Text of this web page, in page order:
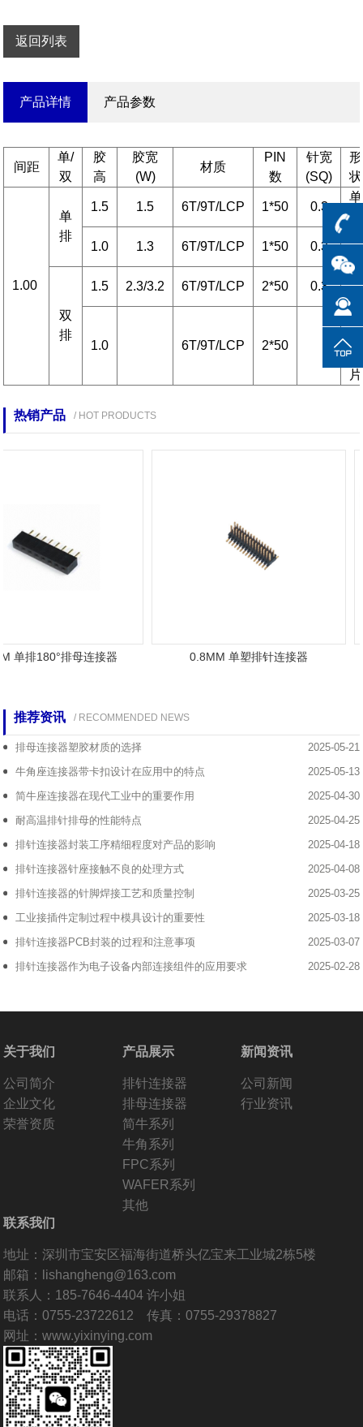
返回列表
产品详情 产品参数
间距
单/
双
胶
高
胶宽
(W)
材质
PIN
数
针宽
(SQ)
形
状
1.00
单
排
1.5 1.5 6T/9T/LCP 1*50 0.3
单
直
1.0 1.3 6T/9T/LCP 1*50 0.3
双
排
1.5 2.3/3.2 6T/9T/LCP 2*50 0.3
双
1.0 6T/9T/LCP 2*50
双
贴
片
热销产品 / HOT PRODUCTS
单排180°排母连接器 0.8MM 单塑排针连接器
推荐资讯 / RECOMMENDED NEWS
2025-05-21
排母连接器塑胶材质的选择
2025-05-13
牛角座连接器带卡扣设计在应用中的特点
2025-04-30
简牛座连接器在现代工业中的重要作用
2025-04-25
耐高温排针排母的性能特点
2025-04-18
排针连接器封装工序精细程度对产品的影响
2025-04-08
排针连接器针座接触不良的处理方式
2025-03-25
排针连接器的针脚焊接工艺和质量控制
2025-03-18
工业接插件定制过程中模具设计的重要性
2025-03-07
排针连接器PCB封装的过程和注意事项
2025-02-28
排针连接器作为电子设备内部连接组件的应用要求
关于我们
公司简介
企业文化
荣誉资质
产品展示
排针连接器
排母连接器
简牛系列
牛角系列
FPC系列
WAFER系列
其他
新闻资讯
公司新闻
行业资讯
联系我们
地址：深圳市宝安区福海街道桥头亿宝来工业城2栋5楼
邮箱：lishangheng@163.com
联系人：185-7646-4404 许小姐
电话：0755-23722612 传真：0755-29378827
网址：www.yixinying.com